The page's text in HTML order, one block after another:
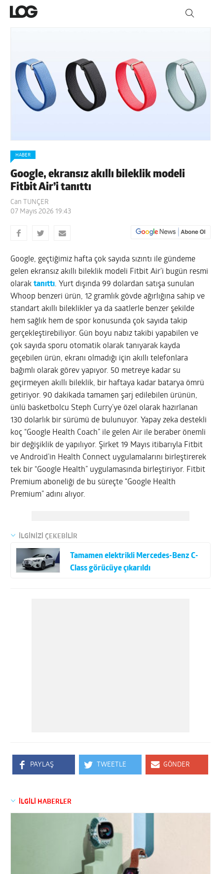
HABER
Google, ekransız akıllı bileklik modeli
Fitbit Air’i tanıttı
Can TUNÇER
07 Mayıs 2026 19:43
Google, geçtiğimiz hafta çok sayıda sızıntı ile gündeme
gelen ekransız akıllı bileklik modeli Fitbit Air’i bugün resmi
olaraktanıttı. Yurt dışında 99 dolardan satışa sunulan
Whoop benzeri ürün, 12 gramlık gövde ağırlığına sahip ve
standart akıllı bileklikler ya da saatlerle benzer şekilde
hem sağlık hem de spor konusunda çok sayıda takip
gerçekleştirebiliyor. Gün boyu nabız takibi yapabilen ve
çok sayıda sporu otomatik olarak tanıyarak kayda
geçebilen ürün, ekranı olmadığı için akıllı telefonlara
bağımlı olarak görev yapıyor. 50 metreye kadar su
geçirmeyen akıllı bileklik, bir haftaya kadar batarya ömrü
getiriyor. 90 dakikada tamamen şarj edilebilen ürünün,
ünlü basketbolcu Steph Curry’ye özel olarak hazırlanan
130 dolarlık bir sürümü de bulunuyor. Yapay zeka destekli
koç “Google Health Coach” ile gelen Air ile beraber önemli
bir değişiklik de yapılıyor. Şirket 19 Mayıs itibarıyla Fitbit
ve Android’in Health Connect uygulamalarını birleştirerek
tek bir “Google Health” uygulamasında birleştiriyor. Fitbit
Premium aboneliği de bu süreçte “Google Health
Premium” adını alıyor.
İLGİNİZİ ÇEKEBİLİR
Tamamen elektrikli Mercedes-Benz C-
Class görücüye çıkarıldı
PAYLAŞ TWEETLE GÖNDER
İLGİLİ HABERLER